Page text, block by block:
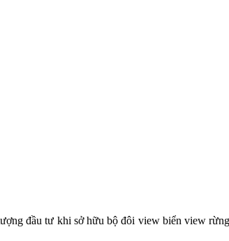
đầu tư khi sở hữu bộ đôi view biển view